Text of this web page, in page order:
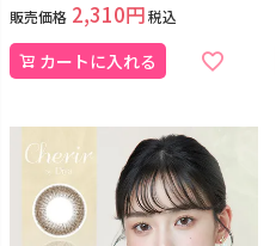
販売価格 2,310 税込
カートに入れる